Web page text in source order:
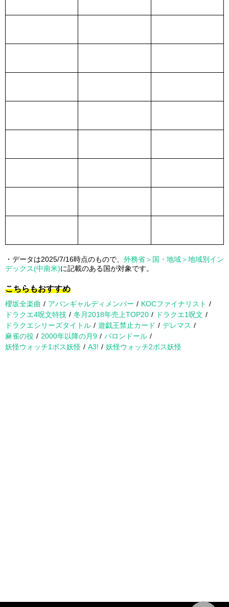
・データは2025/7/16時点のもので、 外務省＞国・地域＞地域別イン
デックス(中南米)に記載のある国が対象です。
こちらもおすすめ
櫻坂全楽曲 アバンギャルディメンバー
KOCファイナリスト
ドラクエ4呪文特技
冬月2018年売上TOP20
ドラクエ1呪文
ドラクエシリーズタイトル
遊戯王禁止カード
デレマス
麻雀の役
2000年以降の月9
バロンドール
妖怪ウォッチ1ボス妖怪
A3! 妖怪ウォッチ2ボス妖怪